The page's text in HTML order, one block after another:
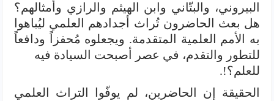
البيروني، والبتّاني وابن الهيثم والرازي وأمثالهم؟
هل بعث الحاضرون تُراث أجدادهم العلمي ليُباهوا
به الأمم العلمية المتقدمة. ويجعلوه مُحفزاً ودافعاً
للتطور والتقدم، في عصر أصبحت السيادة فيه
للعلم؟!.
الحقيقة إن الحاضرين، لم يوفّوا التراث العلمي